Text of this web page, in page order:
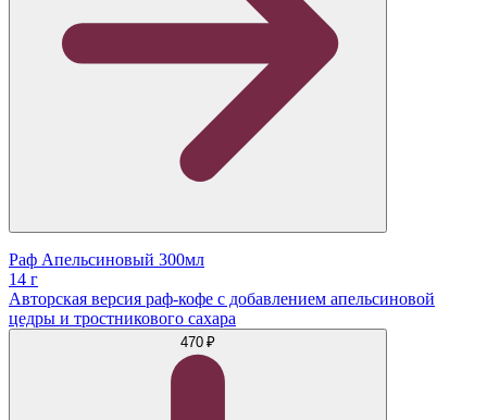
Раф Апельсиновый 300мл
14 г
Авторская версия раф-кофе с добавлением апельсиновой
цедры и тростникового сахара
470 ₽